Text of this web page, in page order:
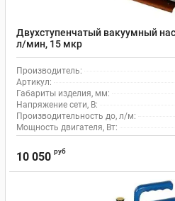
Двухступенчатый вакуумный
л/мин, 15 мкр
Производитель:
Артикул:
Габариты изделия, мм:
Напряжение сети, В:
Производительность до, л/м:
Мощность двигателя, Вт:
10 050 руб